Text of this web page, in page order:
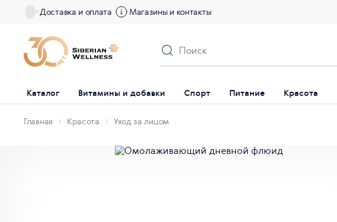
Доставка и оплата Магазины и контакты
Каталог Витамины и добавки Спорт Питание Красота
Главная Красота Уход за лицом